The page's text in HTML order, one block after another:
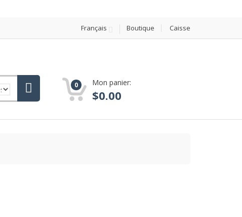
Français Boutique Caisse
0 Mon panier:
$0.00